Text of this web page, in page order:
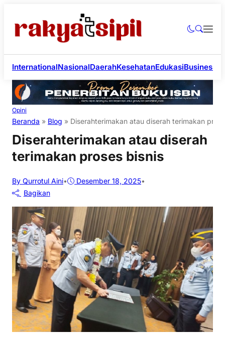
InternationalNasionalDaerahKesehatanEdukasiBusiness
Opini
Beranda » Blog » Diserahterimakan atau diserah terimakan
Diserahterimakan atau diserah
terimakan proses bisnis
By Qurrotul Aini• Desember 18, 2025•
Bagikan